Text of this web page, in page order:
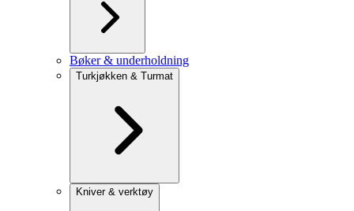
Bøker & underholdning
Turkjøkken & Turmat
Kniver & verktøy